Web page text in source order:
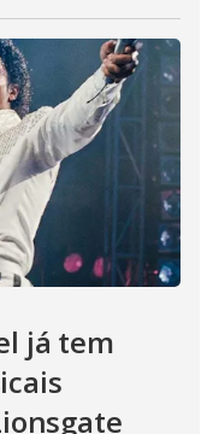
já tem